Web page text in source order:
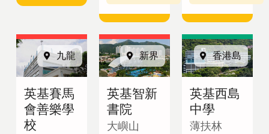
九龍
英基賽馬
會善樂學
校
新界
英基智新
書院
大嶼山
香港島
英基西島
中學
薄扶林
立
即
諮
詢
View in:
English
繁體中文